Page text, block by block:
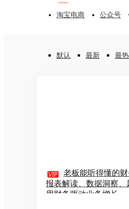
淘宝电商 公众号
默认 最新 最热
 老板能听得懂的财
报表解读、数据洞察、
用财务驱动业务增长